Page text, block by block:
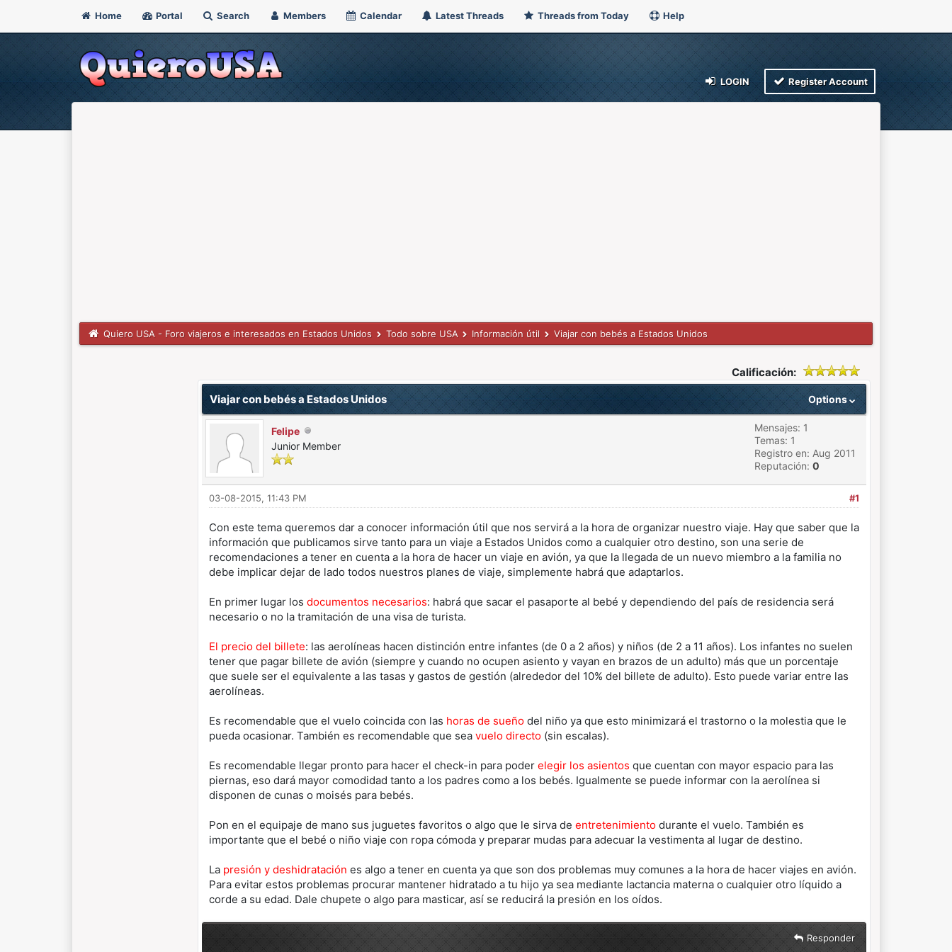
Home Portal Search Members Calendar Latest Threads Threads from Today Help
LOGIN Register Account
Quiero USA - Foro viajeros e interesados en Estados Unidos Todo sobre USA Información útil Viajar con bebés a Estados Unidos
Calificación:
Options
Viajar con bebés a Estados Unidos
Felipe
Junior Member
Mensajes: 1
Temas: 1
Registro en: Aug 2011
Reputación: 0
#1
03-08-2015, 11:43 PM
Con este tema queremos dar a conocer información útil que nos servirá a la hora de organizar nuestro viaje. Hay que saber que la
información que publicamos sirve tanto para un viaje a Estados Unidos como a cualquier otro destino, son una serie de
recomendaciones a tener en cuenta a la hora de hacer un viaje en avión, ya que la llegada de un nuevo miembro a la familia no
debe implicar dejar de lado todos nuestros planes de viaje, simplemente habrá que adaptarlos.
En primer lugar los documentos necesarios: habrá que sacar el pasaporte al bebé y dependiendo del país de residencia será
necesario o no la tramitación de una visa de turista.
El precio del billete: las aerolíneas hacen distinción entre infantes (de 0 a 2 años) y niños (de 2 a 11 años). Los infantes no suelen
tener que pagar billete de avión (siempre y cuando no ocupen asiento y vayan en brazos de un adulto) más que un porcentaje
que suele ser el equivalente a las tasas y gastos de gestión (alrededor del 10% del billete de adulto). Esto puede variar entre las
aerolíneas.
Es recomendable que el vuelo coincida con las horas de sueñodel niño ya que esto minimizará el trastorno o la molestia que le
pueda ocasionar. También es recomendable que sea vuelo directo(sin escalas).
Es recomendable llegar pronto para hacer el check-in para poder elegir los asientos que cuentan con mayor espacio para las
piernas, eso dará mayor comodidad tanto a los padres como a los bebés. Igualmente se puede informar con la aerolínea si
disponen de cunas o moisés para bebés.
Pon en el equipaje de mano sus juguetes favoritos o algo que le sirva de entretenimientodurante el vuelo. También es
importante que el bebé o niño viaje con ropa cómoda y preparar mudas para adecuar la vestimenta al lugar de destino.
La presión y deshidratación es algo a tener en cuenta ya que son dos problemas muy comunes a la hora de hacer viajes en avión.
Para evitar estos problemas procurar mantener hidratado a tu hijo ya sea mediante lactancia materna o cualquier otro líquido a
corde a su edad. Dale chupete o algo para masticar, así se reducirá la presión en los oídos.
Responder